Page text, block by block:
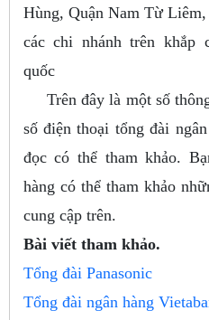
Hùng, Quận Nam Từ
các chi nhánh trên khắp
quốc
Trên đây là một số
số điện thoại tổng đài
đọc có thể tham khảo.
hàng có thể tham khảo
cung cập trên.
Bài viết tham khảo.
Tổng đài Panasonic
Tổng đài ngân hàng